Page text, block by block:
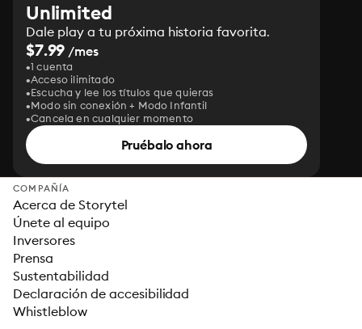
Unlimited
Dale play a tu próxima historia favorita.
$7.99 /mes
1 cuenta
Acceso ilimitado
Escucha y lee los títulos que quieras
Modo sin conexión + Modo Infantil
Cancela en cualquier momento
Pruébalo ahora
COMPAÑÍA
Acerca de Storytel
Únete al equipo
Inversores
Prensa
Sustentabilidad
Declaración de accesibilidad
Whistleblow